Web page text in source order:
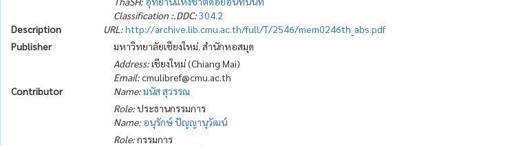
Classification :.DDC:304.2
Description
URL:http://archive.lib.cmu.ac.th/full/T/2546/mem0246th_abs.pdf
Publisher
มหาวิทยาลัยเชียงใหม่. สำนักหอสมุด
Address:เชียงใหม่ (Chiang Mai)
Email:cmulibref@cmu.ac.th
Contributor
Name:มนัส สุวรรณ
Role:ประธานกรรมการ
Name: อนุรักษ์ ปัญญานุวัฒน์
Role:กรรมการ